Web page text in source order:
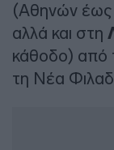
(Αθηνών έως
αλλά και στη
κάθοδο) από
τη Νέα